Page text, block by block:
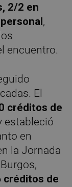
2/2 en
,
encuentro.
El
créditos de
estableció
en
la Jornada
créditos de